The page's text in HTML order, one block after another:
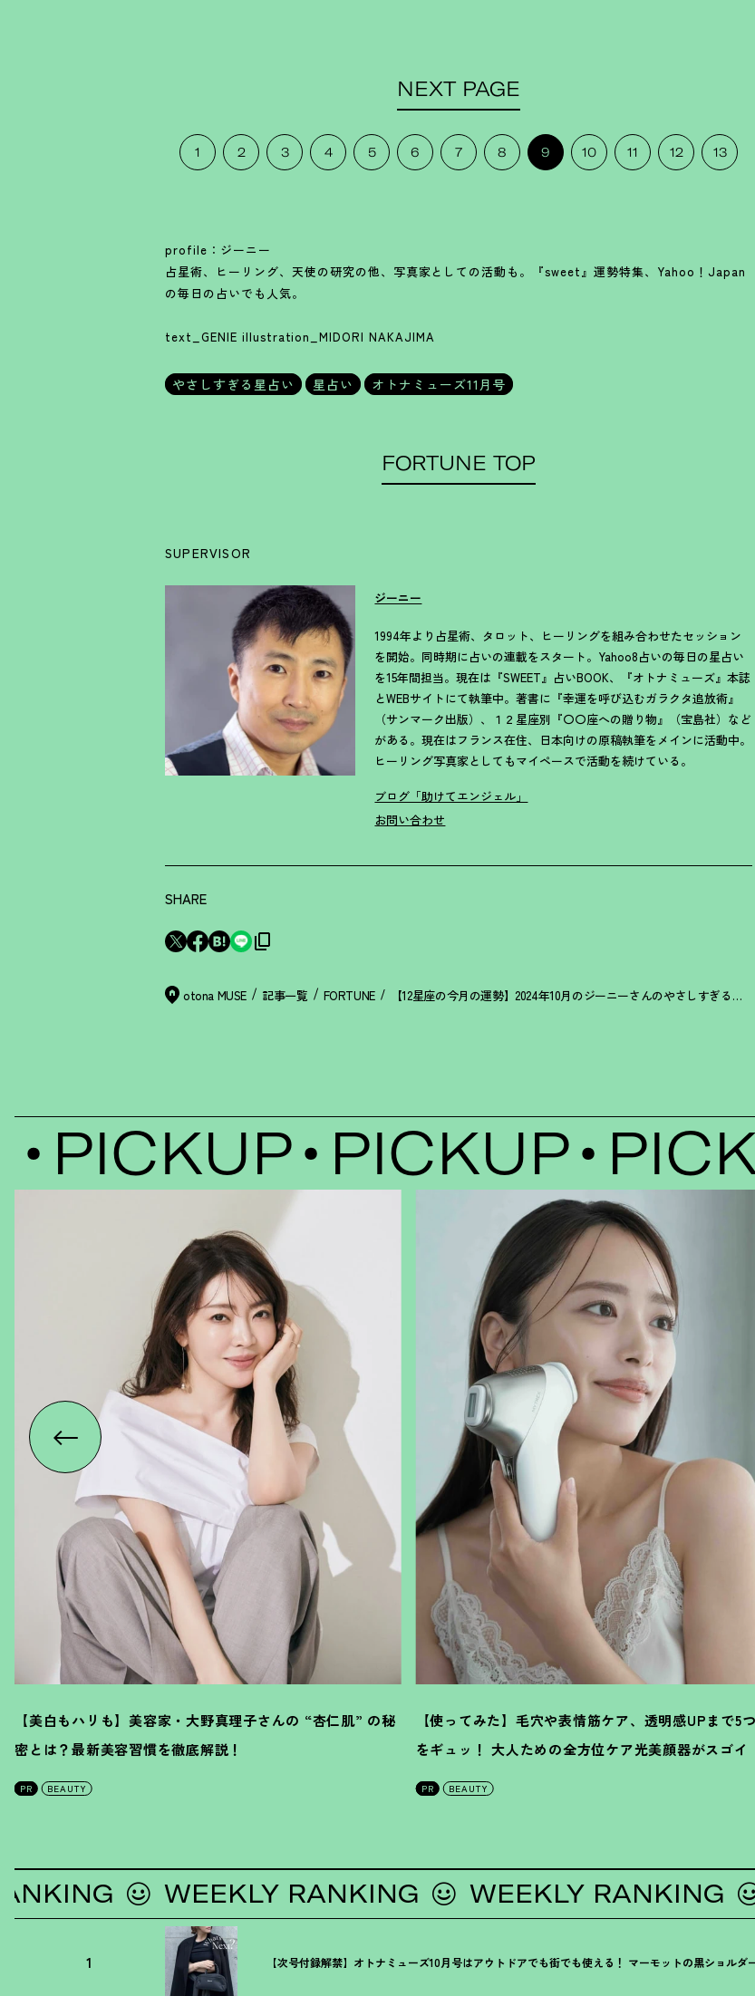
NEXT PAGE
1 2 3 4 5 6 7 8 9 10 11 12 13
profile：ジーニー
占星術、ヒーリング、天使の研究の他、写真家としての活動も。『sweet』運勢特集、Yahoo！Japan
の毎日の占いでも人気。
text_GENIE illustration_MIDORI NAKAJIMA
やさしすぎる星占い 星占い オトナミューズ11月号
FORTUNE TOP
SUPERVISOR
ジーニー
1994年より占星術、タロット、ヒーリングを組み合わせたセッション
を開始。同時期に占いの連載をスタート。Yahoo8占いの毎日の星占い
を15年間担当。現在は『SWEET』占いBOOK、『オトナミューズ』本誌
とWEBサイトにて執筆中。著書に『幸運を呼び込むガラクタ追放術』
（サンマーク出版）、１２星座別『〇〇座への贈り物』（宝島社）など
がある。現在はフランス在住、日本向けの原稿執筆をメインに活動中。
ヒーリング写真家としてもマイペースで活動を続けている。
ブログ「助けてエンジェル」
お問い合わせ
SHARE
otona MUSE 記事一覧 FORTUNE 【12星座の今月の運勢】2024年10月のジーニーさんのやさしすぎる星占い
PICKUP
【美白もハリも】美容家・大野真理子さんの “杏仁肌” の秘
密とは？最新美容習慣を徹底解説 ！
PR BEAUTY
【使ってみた】毛穴や表情筋ケア、透明感UPまで5
をギュッ ！ 大人ための全方位ケア光美顔器がスゴイ
PR BEAUTY
WEEKLY RANKING WEEKLY RANKING
1 【次号付録解禁】オトナミューズ10月号はアウトドアでも街でも使える ！ マーモットの黒ショルダ